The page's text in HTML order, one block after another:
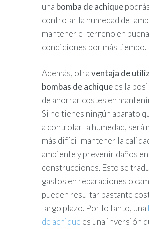
una bomba de achique
controlar la humedad del
mantener el terreno en
condiciones por más tiempo.
Además, otraventaja de
bombas de achiquees la
de ahorrar costes en
Si no tienes ningún aparato
a controlar la humedad, será
más difícil mantener la
ambiente y prevenir daños
construcciones. Esto se
gastos en reparaciones o
pueden resultar bastante
largo plazo. Por lo tanto, una
de achique es una inversión